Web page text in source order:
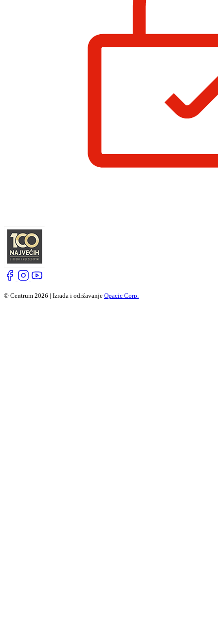
© Centrum 2026 | Izrada i održavanje Opacic Corp.